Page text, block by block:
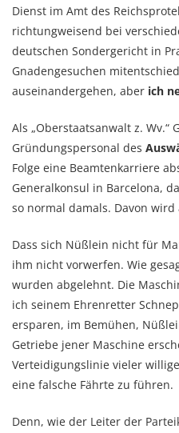
Dienst im Amt des
richtungweisend bei
deutschen Sondergericht in
Gnadengesuchen
auseinandergehen, aber ich
Als „Oberstaatsanwalt z. Wv.“
Gründungspersonal des
Folge eine Beamtenkarriere
Generalkonsul in Barcelona,
so normal damals. Davon
Dass sich Nüßlein nicht für
ihm nicht vorwerfen. Wie
wurden abgelehnt. Die
ich seinem Ehrenretter
ersparen, im Bemühen,
Getriebe jener Maschine
Verteidigungslinie vieler
eine falsche Fährte zu führen.
Denn, wie der Leiter der